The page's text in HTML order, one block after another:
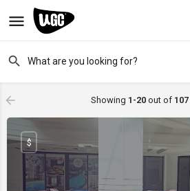
Showing 1-20 out of 107
$